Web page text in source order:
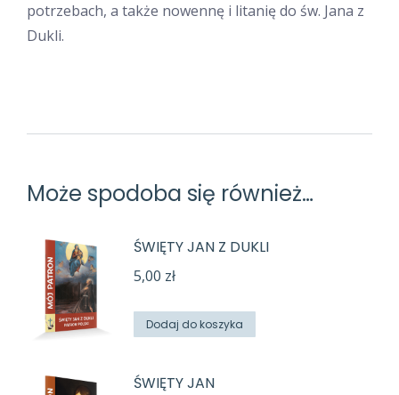
potrzebach, a także nowennę i litanię do św. Jana z
Dukli.
Może spodoba się również…
ŚWIĘTY JAN Z DUKLI
5,00 zł
Dodaj do koszyka
ŚWIĘTY JAN